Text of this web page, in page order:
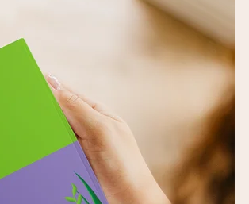
aller Länder, in die wir versenden).